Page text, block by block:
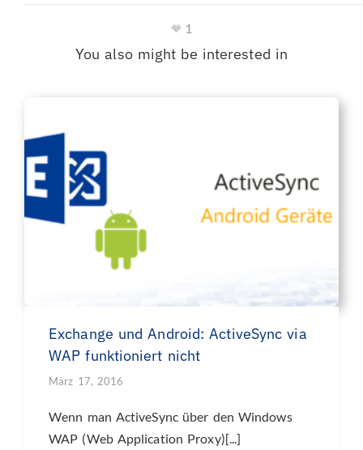
1
You also might be interested in
Exchange und Android: ActiveSync via
WAP funktioniert nicht
März 17, 2016
Wenn man ActiveSync über den Windows
WAP (Web Application Proxy)[...]